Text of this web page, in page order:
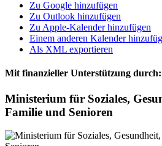
Zu Google hinzufügen
Zu Outlook hinzufügen
Zu Apple-Kalender hinzufügen
Einem anderen Kalender
Als XML exportieren
Mit finanzieller Unterstützung durch:
Ministerium für Soziales,
Familie und Senioren